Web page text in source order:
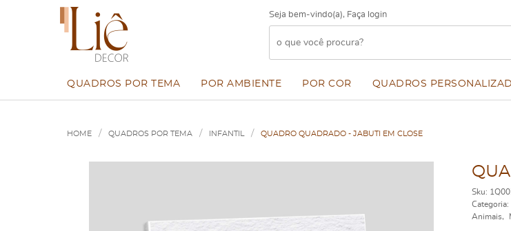
Seja bem-vindo(a), Faça login
QUADROS POR TEMA POR AMBIENTE POR COR QUADROS
HOME QUADROS POR TEMA INFANTIL QUADRO QUADRADO - JABUTI EM CLOSE
Sku:
Categoria:
Animais